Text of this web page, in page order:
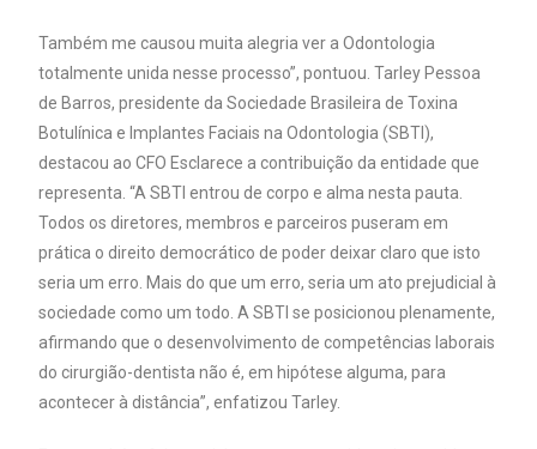
Também me causou muita alegria ver a Odontologia
totalmente unida nesse processo”, pontuou. Tarley Pessoa
de Barros, presidente da Sociedade Brasileira de Toxina
Botulínica e Implantes Faciais na Odontologia (SBTI),
destacou ao CFO Esclarece a contribuição da entidade que
representa. “A SBTI entrou de corpo e alma nesta pauta.
Todos os diretores, membros e parceiros puseram em
prática o direito democrático de poder deixar claro que isto
seria um erro. Mais do que um erro, seria um ato prejudicial à
sociedade como um todo. A SBTI se posicionou plenamente,
afirmando que o desenvolvimento de competências laborais
do cirurgião-dentista não é, em hipótese alguma, para
acontecer à distância”, enfatizou Tarley.